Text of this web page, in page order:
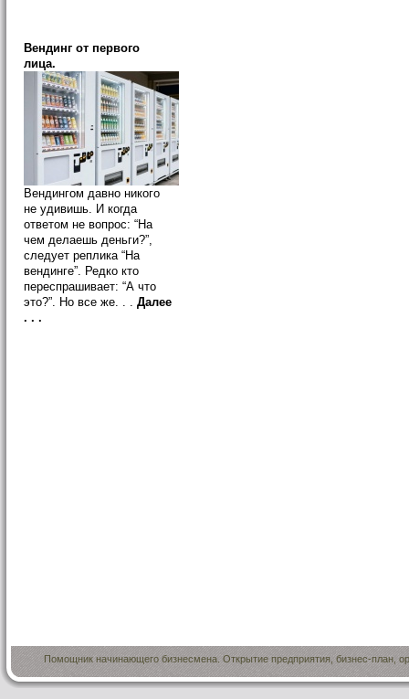
Вендинг от первого
лица.
Вендингом давно никого
не удивишь. И когда
ответом не вопрос: “На
чем делаешь деньги?”,
следует реплика “На
вендинге”. Редко кто
переспрашивает: “А что
это?”. Но все же. . . Далее
. . .
Помощник начинающего бизнесмена. Открытие предприятия, бизнес-план,